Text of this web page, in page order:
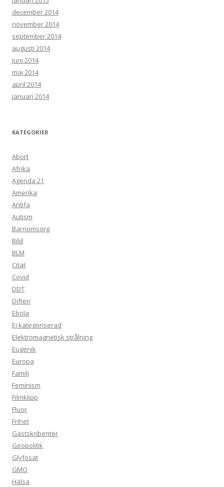
december 2014
november 2014
september 2014
augusti 2014
juni 2014
maj 2014
april 2014
januari 2014
KATEGORIER
Abort
Afrika
Agenda 21
Amerika
Antifa
Autism
Barnomsorg
Bild
BLM
Citat
Covid
DDT
Difteri
Ebola
Ej kategoriserad
Elektromagnetisk strålning
Eugenik
Europa
Familj
Feminism
Filmklipp
Fluor
Frihet
Gästskribenter
Geopolitik
Glyfosat
GMO
Hälsa